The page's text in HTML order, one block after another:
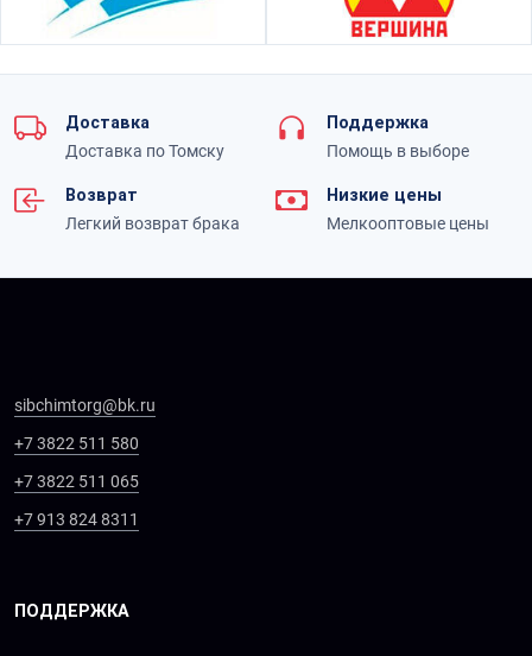
Доставка
Доставка по Томску
Поддержка
Помощь в выборе
Возврат
Легкий возврат брака
Низкие цены
Мелкооптовые цены
sibchimtorg@bk.ru
+7 3822 511 580
+7 3822 511 065
+7 913 824 8311
ПОДДЕРЖКА